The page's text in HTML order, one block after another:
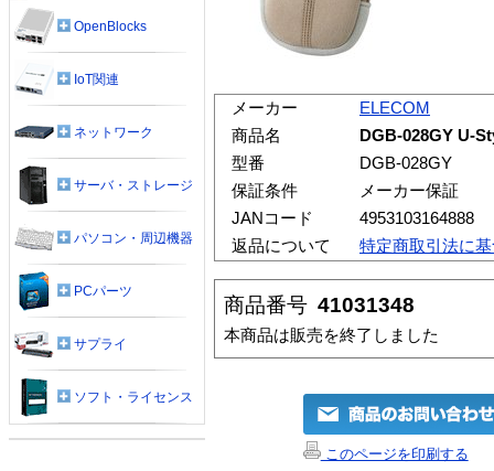
メーカー
ELECOM
商品名
DGB-028GY U-
型番
DGB-028GY
保証条件
メーカー保証
JANコード
4953103164888
返品について
特定商取引法に
商品番号 41031348
本商品は販売を終了しました
このページを印刷する
OpenBlocks
IoT関連
ネットワーク
サーバ・ストレージ
パソコン・周辺機器
PCパーツ
サプライ
ソフト・ライセンス